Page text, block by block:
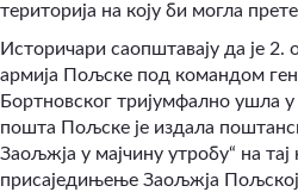
територија на коју би могла
Историчари саопштавају да је 2.
армија Пољске под командом
Бортновског тријумфално ушла
пошта Пољске је издала
Заољжја у мајчину утробу“ на тај
присаједињење Заољжја